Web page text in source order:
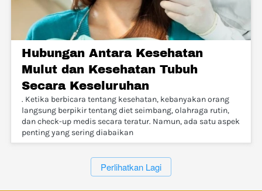
Hubungan Antara Kesehatan
Mulut dan Kesehatan Tubuh
Secara Keseluruhan
. Ketika berbicara tentang kesehatan, kebanyakan orang
langsung berpikir tentang diet seimbang, olahraga rutin,
dan check-up medis secara teratur. Namun, ada satu aspek
penting yang sering diabaikan
`Perlihatkan Lagi